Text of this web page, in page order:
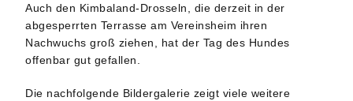
Auch den Kimbaland-Drosseln, die derzeit in der
abgesperrten Terrasse am Vereinsheim ihren
Nachwuchs groß ziehen, hat der Tag des Hundes
offenbar gut gefallen.
Die nachfolgende Bildergalerie zeigt viele weitere